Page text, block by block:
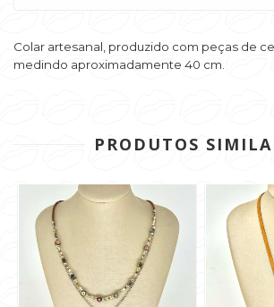
Colar artesanal, produzido com peças de
medindo aproximadamente 40 cm.
PRODUTOS